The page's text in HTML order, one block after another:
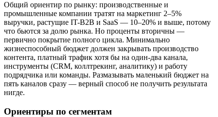
Общий ориентир по рынку: производственные и
промышленные компании тратят на маркетинг 2–5%
выручки, растущие IT-B2B и SaaS — 10–20% и выше, потому
что бьются за долю рынка. Но проценты вторичны —
первично покрытие полного цикла. Минимально
жизнеспособный бюджет должен закрывать производство
контента, платный трафик хотя бы на один-два канала,
инструменты (CRM, коллтрекинг, аналитику) и работу
подрядчика или команды. Размазывать маленький бюджет на
пять каналов сразу — верный способ не получить результата
нигде.
Ориентиры по сегментам